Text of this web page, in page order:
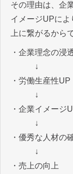
その理由は、企
イメージUPによ
上に繋がるから
・企業理念の浸
↓
・労働生産性UP
↓
・企業イメージ
↓
・優秀な人材の
↓
・売上の向上